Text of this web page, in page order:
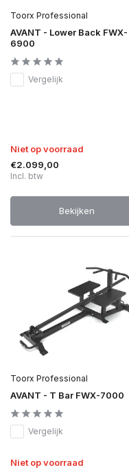
Toorx Professional
AVANT - Lower Back FWX-
6900
Vergelijk
Niet op voorraad
€2.099,00
Incl. btw
Bekijken
Toorx Professional
AVANT - T Bar FWX-7000
Vergelijk
Niet op voorraad